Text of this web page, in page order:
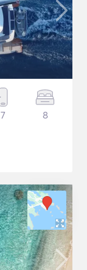
7 8